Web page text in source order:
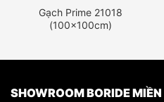
Gạch Prime 21018
(100x100cm)
SHOWROOM BORIDE